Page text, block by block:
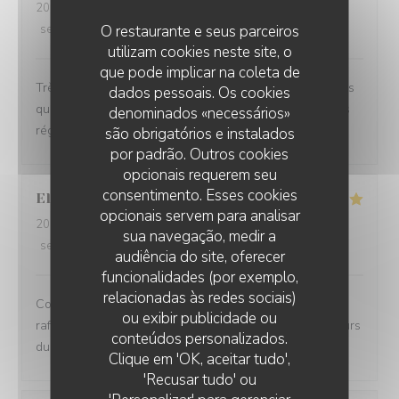
O restaurante e seus parceiros
utilizam cookies neste site, o
que pode implicar na coleta de
dados pessoais. Os cookies
denominados «necessários»
são obrigatórios e instalados
por padrão. Outros cookies
opcionais requerem seu
consentimento. Esses cookies
opcionais servem para analisar
sua navegação, medir a
audiência do site, oferecer
funcionalidades (por exemplo,
relacionadas às redes sociais)
ou exibir publicidade ou
conteúdos personalizados.
Clique em 'OK, aceitar tudo',
'Recusar tudo' ou
2026-08-05
service
/5 ambience:5/5 menu: 5/5 quality_price
Très bonne table à Mens, très bon accueil, nous sentons
que le chef déborde d'idées et d'imagination, nous nous
régalons à chaque fois!
Eliane
2026-08-02- 20:30 - guests 3
service
ambience: 4 /5 menu: 5 /5 quality_price
Comme toujours: un accueil chaleureux et une cuisine
raffinée et originale. Une belle mise en avant des saveurs
du Trieves.
AU COEUR DU TRIEVES